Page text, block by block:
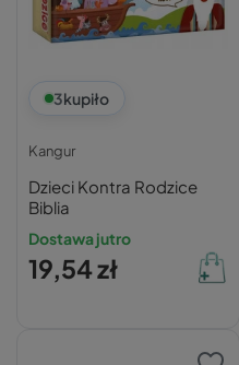
3kupiło
Kangur
Dzieci Kontra Rodzice
Biblia
Dostawa jutro
19,54 zł